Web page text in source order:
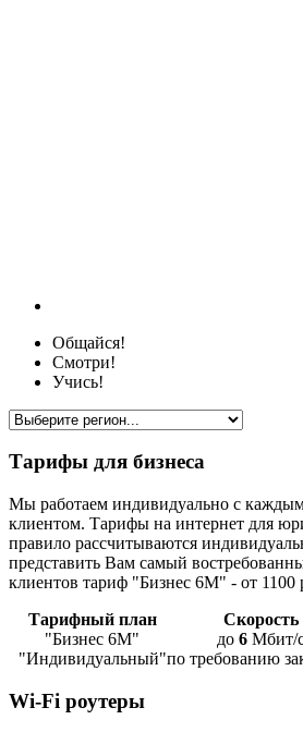
Общайся!
Смотри!
Учись!
Тарифы для бизнеса
Мы работаем индивидуально с
клиентом. Тарифы на интернет для
правило рассчитываются
представить Вам самый
клиентов тариф "Бизнес 6М" - от 1100
Тарифный план
Скорость
"Бизнес 6М"
до 6 Мбит/
"Индивидуальный"по требованию
Wi-Fi роутеры